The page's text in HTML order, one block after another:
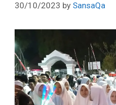
30/10/2023 by SansaQa